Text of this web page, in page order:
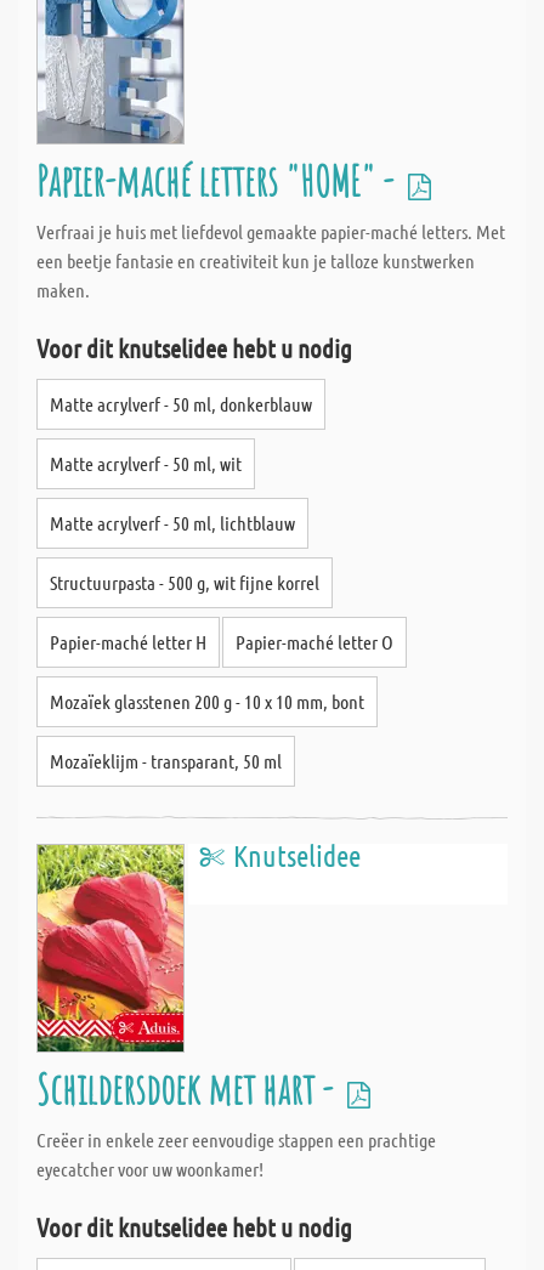
Papier-maché letters "HOME" -
Verfraai je huis met liefdevol gemaakte papier-maché letters. Met
een beetje fantasie en creativiteit kun je talloze kunstwerken
maken.
Voor dit knutselidee hebt u nodig
Matte acrylverf - 50 ml, donkerblauw
Matte acrylverf - 50 ml, wit
Matte acrylverf - 50 ml, lichtblauw
Structuurpasta - 500 g, wit fijne korrel
Papier-maché letter H Papier-maché letter O
Mozaïek glasstenen 200 g - 10 x 10 mm, bont
Mozaïeklijm - transparant, 50 ml
Knutselidee
Schildersdoek met hart -
Creëer in enkele zeer eenvoudige stappen een prachtige
eyecatcher voor uw woonkamer!
Voor dit knutselidee hebt u nodig